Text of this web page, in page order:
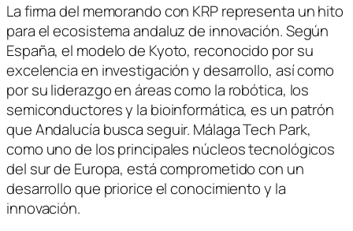
La firma del memorando con KRP representa un hito
para el ecosistema andaluz de innovación. Según
España, el modelo de Kyoto, reconocido por su
excelencia en investigación y desarrollo, así como
por su liderazgo en áreas como la robótica, los
semiconductores y la bioinformática, es un patrón
que Andalucía busca seguir. Málaga Tech Park,
como uno de los principales núcleos tecnológicos
del sur de Europa, está comprometido con un
desarrollo que priorice el conocimiento y la
innovación.